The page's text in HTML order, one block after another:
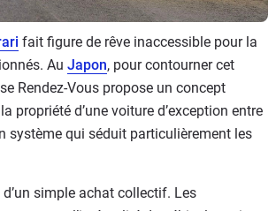
fait figure de rêve inaccessible pour la
Au Japon, pour contourner cet
Rendez-Vous propose un concept
propriété d’une voiture d’exception entre
système qui séduit particulièrement les
simple achat collectif. Les